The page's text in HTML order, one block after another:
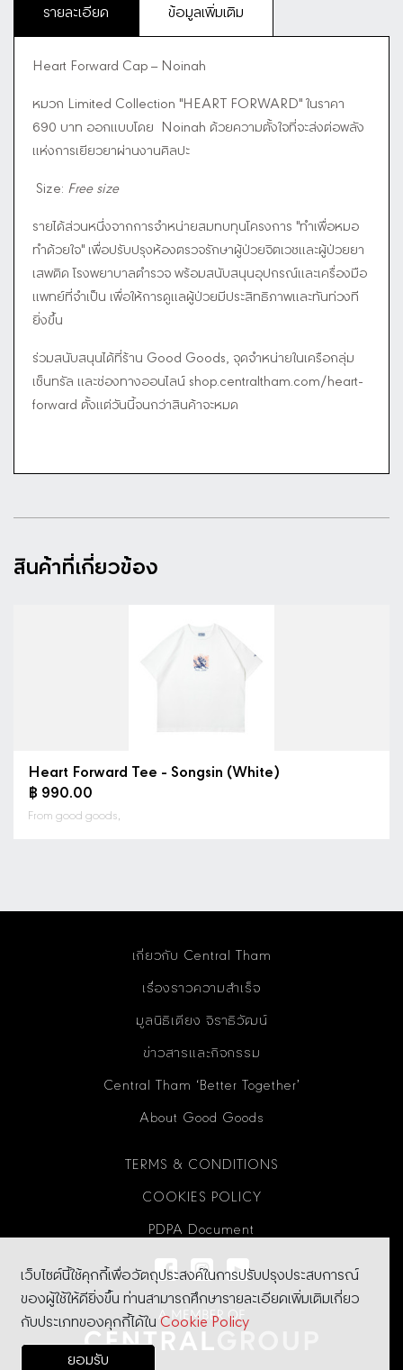
รายละเอียด ข้อมูลเพิ่มเติม
Heart Forward Cap – Noinah
หมวก Limited Collection "HEART FORWARD" ในราคา
690 บาท ออกแบบโดย Noinah ด้วยความตั้งใจที่จะส่งต่อพลัง
แห่งการเยียวยาผ่านงานศิลปะ
Size: Free size
รายได้ส่วนหนึ่งจากการจำหน่ายสมทบทุนโครงการ "ทำเพื่อหมอ
ทำด้วยใจ" เพื่อปรับปรุงห้องตรวจรักษาผู้ป่วยจิตเวชและผู้ป่วยยา
เสพติด โรงพยาบาลตำรวจ พร้อมสนับสนุนอุปกรณ์และเครื่องมือ
แพทย์ที่จำเป็น เพื่อให้การดูแลผู้ป่วยมีประสิทธิภาพและทันท่วงที
ยิ่งขึ้น
ร่วมสนับสนุนได้ที่ร้าน Good Goods, จุดจำหน่ายในเครือกลุ่ม
เซ็นทรัล และช่องทางออนไลน์ shop.centraltham.com/heart-
forward ตั้งแต่วันนี้จนกว่าสินค้าจะหมด
สินค้าที่เกี่ยวข้อง
Heart Forward Tee - Songsin (White)
฿ 990.00
From good goods,
เกี่ยวกับ Central Tham
เรื่องราวความสำเร็จ
มูลนิธิเตียง จิราธิวัฒน์
ข่าวสารและกิจกรรม
Central Tham ‘Better Together’
About Good Goods
TERMS & CONDITIONS
COOKIES POLICY
PDPA Document
เว็บไซต์นี้ใช้คุกกี้เพื่อวัตถุประสงค์ในการปรับปรุงประสบการณ์
ของผู้ใช้ให้ดียิ่งขึ้น ท่านสามารถศึกษารายละเอียดเพิ่มเติมเกี่ยว
กับประเภทของคุกกี้ได้ในCookie Policy
ยอมรับ